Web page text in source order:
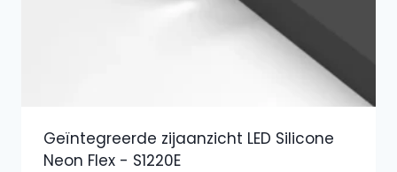
Geïntegreerde zijaanzicht LED Silicone
Neon Flex - S1220E